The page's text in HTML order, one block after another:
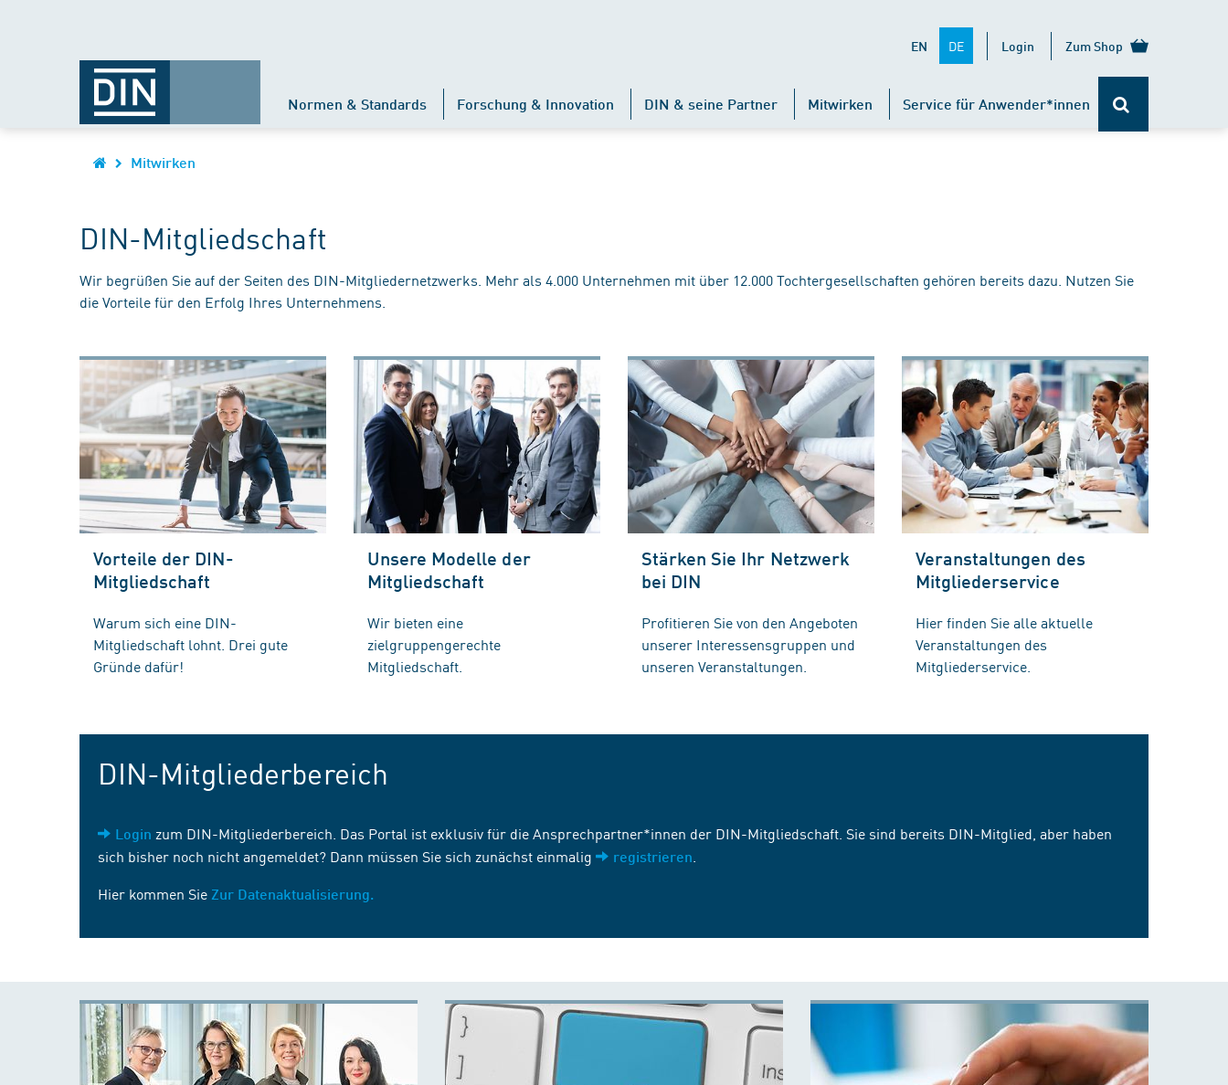
EN DE Login Zum Shop
Normen & Standards Forschung & Innovation DIN & seine Partner Mitwirken Service für Anwender*innen
Mitwirken
DIN-Mitgliedschaft
Wir begrüßen Sie auf der Seiten des DIN-Mitgliedernetzwerks. Mehr als 4.000 Unternehmen mit über 12.000 Tochtergesellschaften gehören bereits dazu. Nutzen Sie
die Vorteile für den Erfolg Ihres Unternehmens.
Vorteile der DIN-
Mitgliedschaft
Warum sich eine DIN-
Mitgliedschaft lohnt. Drei gute
Gründe dafür!
Unsere Modelle der
Mitgliedschaft
Wir bieten eine
zielgruppengerechte
Mitgliedschaft.
Stärken Sie Ihr Netzwerk
bei DIN
Profitieren Sie von den Angeboten
unserer Interessensgruppen und
unseren Veranstaltungen.
Veranstaltungen des
Mitgliederservice
Hier finden Sie alle aktuelle
Veranstaltungen des
Mitgliederservice.
DIN-Mitgliederbereich
Login zum DIN-Mitgliederbereich. Das Portal ist exklusiv für die Ansprechpartner*innen der DIN-Mitgliedschaft. Sie sind bereits DIN-Mitglied, aber haben
sich bisher noch nicht angemeldet? Dann müssen Sie sich zunächst einmalig
registrieren
Hier kommen Sie Zur Datenaktualisierung.